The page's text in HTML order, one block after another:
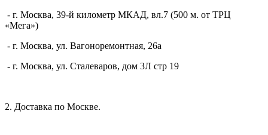
- г. Москва, 39-й километр МКАД, вл.7 (500 м. от ТРЦ
«Мега»)
- г. Москва, ул. Вагоноремонтная, 26а
- г. Москва, ул. Сталеваров, дом 3Л стр 19
2. Доставка по Москве.